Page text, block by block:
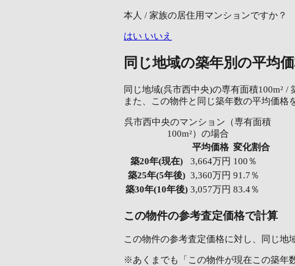
本人 / 家族の居住用マンションですか？
はい いいえ
同じ地域の築年別の平均
同じ地域(呉市西中央)の専有面積100m² /
また、この物件と同じ築年数の平均価格
呉市西中央のマンション（専有面積
100m²）の場合
平均価格 変化割合
築20年(現在) 3,664万円 100％
築25年(5年後) 3,360万円 91.7％
築30年(10年後) 3,057万円 83.4％
この物件の参考査定価格で計算
この物件の参考査定価格に対し、同じ地
※あくまでも「この物件が現在この築年